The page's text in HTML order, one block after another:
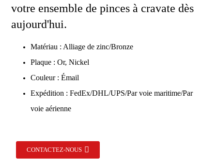
votre ensemble de pinces à cravate dès
aujourd'hui.
Matériau : Alliage de zinc/Bronze
Plaque : Or, Nickel
Couleur : Émail
Expédition : FedEx/DHL/UPS/Par voie maritime/Par
voie aérienne
CONTACTEZ-NOUS